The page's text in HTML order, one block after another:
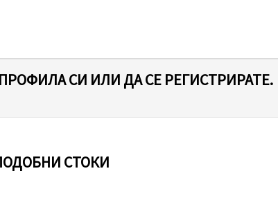
СИ ИЛИ ДА СЕ РЕГИСТРИРАТЕ.
СТОКИ